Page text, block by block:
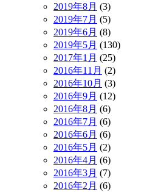
2019年8月 (3)
2019年7月 (5)
2019年6月 (8)
2019年5月 (130)
2017年1月 (25)
2016年11月 (2)
2016年10月 (3)
2016年9月 (12)
2016年8月 (6)
2016年7月 (6)
2016年6月 (6)
2016年5月 (2)
2016年4月 (6)
2016年3月 (7)
2016年2月 (6)